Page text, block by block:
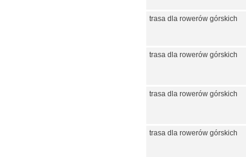
trasa dla rowerów górskich
trasa dla rowerów górskich
trasa dla rowerów górskich
trasa dla rowerów górskich